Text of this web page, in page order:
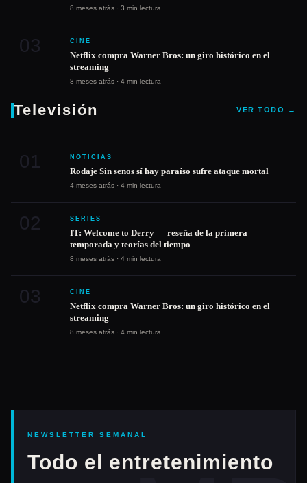
8 meses atrás · 3 min lectura
03 CINE
Netflix compra Warner Bros: un giro histórico en el
streaming
8 meses atrás · 4 min lectura
Televisión VER TODO →
01 NOTICIAS
Rodaje Sin senos sí hay paraíso sufre ataque mortal
4 meses atrás · 4 min lectura
02 SERIES
IT: Welcome to Derry — reseña de la primera
temporada y teorías del tiempo
8 meses atrás · 4 min lectura
03 CINE
Netflix compra Warner Bros: un giro histórico en el
streaming
8 meses atrás · 4 min lectura
NEWSLETTER SEMANAL
Todo el entretenimiento